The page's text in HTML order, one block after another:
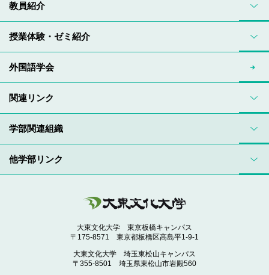
学部関連組織
他学部リンク
大東文化大学 東京板橋キャンパス
〒175-8571 東京都板橋区高島平1-9-1
大東文化大学 埼玉東松山キャンパス
〒355-8501 埼玉県東松山市岩殿560
教員紹介
授業体験・ゼミ紹介
外国語学会
関連リンク